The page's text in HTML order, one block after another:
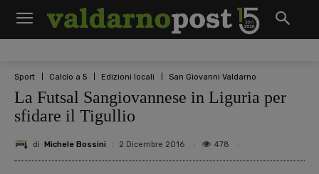
Sport Calcio a 5 Edizioni locali San Giovanni Valdarno
La Futsal Sangiovannese in Liguria per
sfidare il Tigullio
di Michele Bossini 2 Dicembre 2016 478